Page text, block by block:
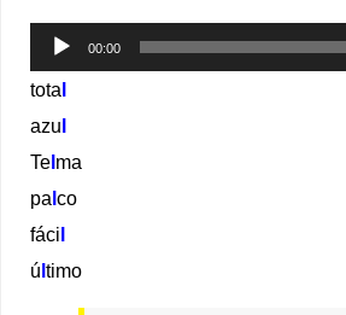
Tocador
de
00:00
total
azul
Telma
palco
fácil
último